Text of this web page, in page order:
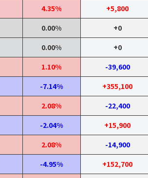
4.35%
+5,800
0.00%
+0
0.00%
+0
1.10%
-39,600
-7.14%
+355,100
2.08%
-22,400
-2.04%
+15,900
2.08%
-14,900
-4.95%
+152,700